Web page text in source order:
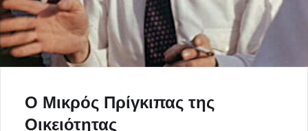
Ο Μικρός Πρίγκιπας της
Οικειότητας